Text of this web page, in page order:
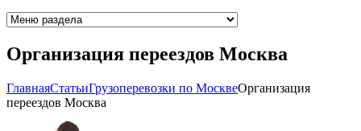
Организация переездов Москва
ГлавнаяCтатьиГрузоперевозки по МосквеОрганизация
переездов Москва